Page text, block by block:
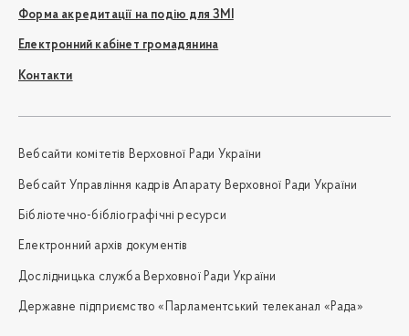
Форма акредитації на подію для ЗМІ
Електронний кабінет громадянина
Контакти
Вебсайти комітетів Верховної Ради України
Вебсайт Управління кадрів Апарату Верховної Ради України
Бібліотечно-бібліографічні ресурси
Електронний архів документів
Дослідницька служба Верховної Ради України
Державне підприємство «Парламентський телеканал «Рада»